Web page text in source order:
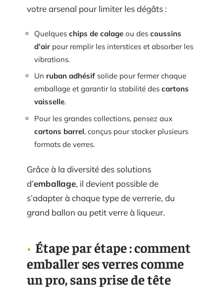
votre arsenal pour limiter les dégâts :
Quelques chips de calage ou des coussins
d’air pour remplir les interstices et absorber les
vibrations.
Un ruban adhésif solide pour fermer chaque
emballage et garantir la stabilité des cartons
vaisselle.
Pour les grandes collections, pensez aux
cartons barrel, conçus pour stocker plusieurs
formats de verres.
Grâce à la diversité des solutions
d’emballage, il devient possible de
s’adapter à chaque type de verrerie, du
grand ballon au petit verre à liqueur.
Étape par étape : comment
emballer ses verres comme
un pro, sans prise de tête